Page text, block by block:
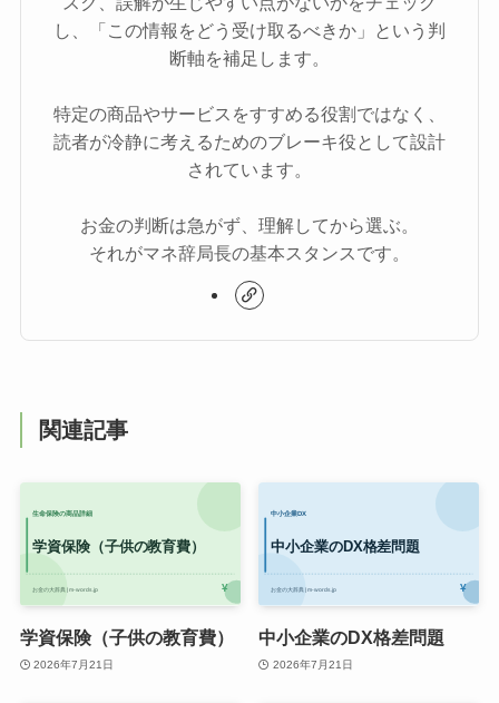
し、「この情報をどう受け取るべきか」という判
断軸を補足します。
特定の商品やサービスをすすめる役割ではなく、
読者が冷静に考えるためのブレーキ役として設計
されています。
お金の判断は急がず、理解してから選ぶ。
それがマネ辞局長の基本スタンスです。
関連記事
学資保険（子供の教育費）
2026年7月21日
中小企業のDX格差問題
2026年7月21日